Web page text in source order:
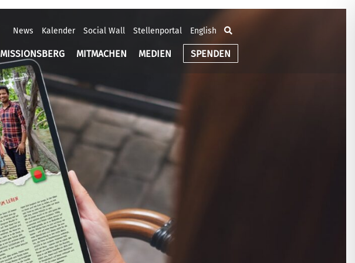
News Kalender Social Wall Stellenportal English
MISSIONSBERG MITMACHEN MEDIEN SPENDEN